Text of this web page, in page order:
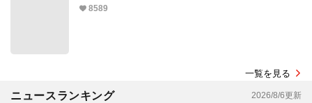
8589
一覧を見る
ニュースランキング 2026/8/6更新